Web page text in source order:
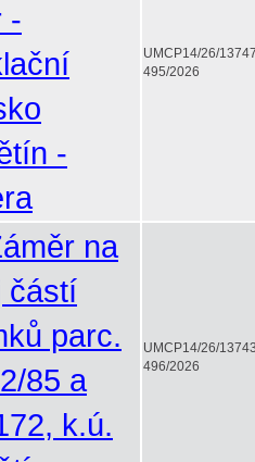
-
-
UMCP14/26/
495/2026
na
částí
parc.
85 a
k.ú.
UMCP14/26/
496/2026